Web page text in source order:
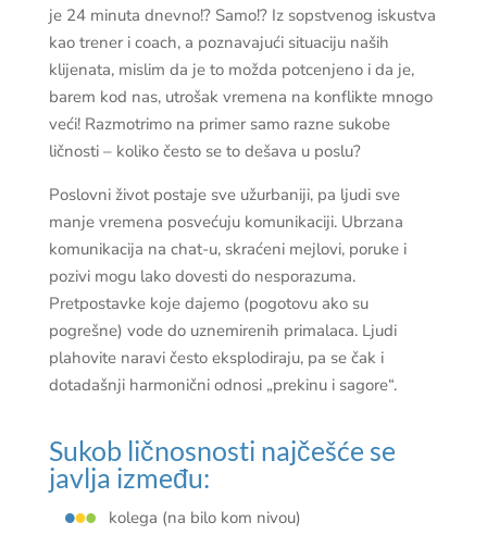
je 24 minuta dnevno!? Samo!? Iz sopstvenog iskustva
kao trener i coach, a poznavajući situaciju naših
klijenata, mislim da je to možda potcenjeno i da je,
barem kod nas, utrošak vremena na konflikte mnogo
veći! Razmotrimo na primer samo razne sukobe
ličnosti – koliko često se to dešava u poslu?
Poslovni život postaje sve užurbaniji, pa ljudi sve
manje vremena posvećuju komunikaciji. Ubrzana
komunikacija na chat-u, skraćeni mejlovi, poruke i
pozivi mogu lako dovesti do nesporazuma.
Pretpostavke koje dajemo (pogotovu ako su
pogrešne) vode do uznemirenih primalaca. Ljudi
plahovite naravi često eksplodiraju, pa se čak i
dotadašnji harmonični odnosi „prekinu i sagore“.
Sukob ličnosnosti najčešće se
javlja između:
kolega (na bilo kom nivou)